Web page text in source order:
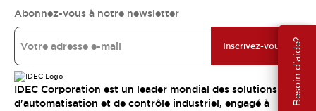
Besoin d'aide?
Abonnez-vous à notre newsletter
Inscrivez-vous
IDEC Corporation est un leader mondial des solutions
d'automatisation et de contrôle industriel, engagé à